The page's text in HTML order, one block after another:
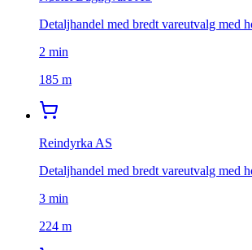
Detaljhandel med bredt vareutvalg med
2 min
185 m
Reindyrka AS
Detaljhandel med bredt vareutvalg med
3 min
224 m